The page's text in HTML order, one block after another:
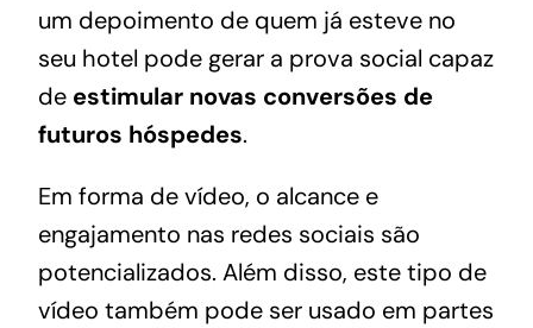
um depoimento de quem já esteve no
seu hotel pode gerar a prova social capaz
de estimular novas conversões de
futuros hóspedes.
Em forma de vídeo, o alcance e
engajamento nas redes sociais são
potencializados. Além disso, este tipo de
vídeo também pode ser usado em partes